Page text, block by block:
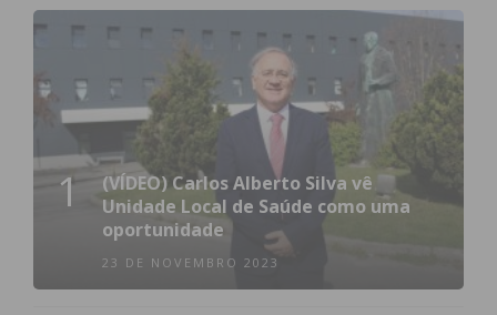
1
(VÍDEO) Carlos Alberto Silva vê
Unidade Local de Saúde como uma
oportunidade
23 DE NOVEMBRO 2023